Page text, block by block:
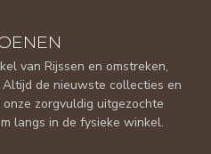
van Rijssen en omstreken,
de nieuwste collecties en
zorgvuldig uitgezochte
langs in de fysieke winkel.